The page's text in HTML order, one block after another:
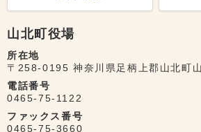
山北町役場
所在地
〒258-0195 神奈川県足柄上郡山北町
電話番号
0465-75-1122
ファックス番号
0465-75-3660